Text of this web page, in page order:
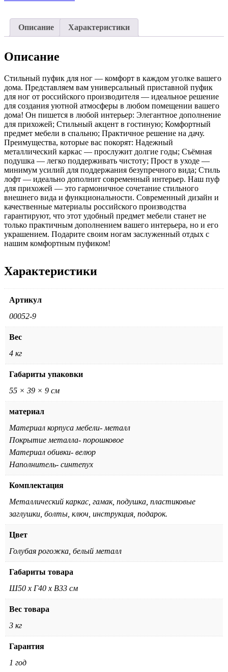
белый
металл
Описание Характеристики
Описание
Стильный пуфик для ног — комфорт в каждом уголке вашего
дома. Представляем вам универсальный приставной пуфик
для ног от российского производителя — идеальное решение
для создания уютной атмосферы в любом помещении вашего
дома! Он пишется в любой интерьер: Элегантное дополнение
для прихожей; Стильный акцент в гостиную; Комфортный
предмет мебели в спальню; Практичное решение на дачу.
Преимущества, которые вас покорят: Надежный
металлический каркас — прослужит долгие годы; Съёмная
подушка — легко поддерживать чистоту; Прост в уходе —
минимум усилий для поддержания безупречного вида; Стиль
лофт — идеально дополнит современный интерьер. Наш пуф
для прихожей — это гармоничное сочетание стильного
внешнего вида и функциональности. Современный дизайн и
качественные материалы российского производства
гарантируют, что этот удобный предмет мебели станет не
только практичным дополнением вашего интерьера, но и его
украшением. Подарите своим ногам заслуженный отдых с
нашим комфортным пуфиком!
Характеристики
Артикул
00052-9
Вес
4 кг
Габариты упаковки
55 × 39 × 9 см
материал
Материал корпуса мебели- металл
Покрытие металла- порошковое
Материал обивки- велюр
Наполнитель- синтепух
Комплектация
Металлический каркас, гамак, подушка, пластиковые
заглушки, болты, ключ, инструкция, подарок.
Цвет
Голубая рогожка, белый металл
Габариты товара
Ш50 х Г40 х В33 см
Вес товара
3 кг
Гарантия
1 год